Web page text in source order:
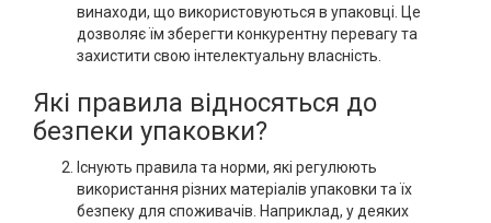
винаходи, що використовуються в упаковці. Це
дозволяє їм зберегти конкурентну перевагу та
захистити свою інтелектуальну власність.
Які правила відносяться до
безпеки упаковки?
Існують правила та норми, які регулюють
використання різних матеріалів упаковки та їх
безпеку для споживачів. Наприклад, у деяких